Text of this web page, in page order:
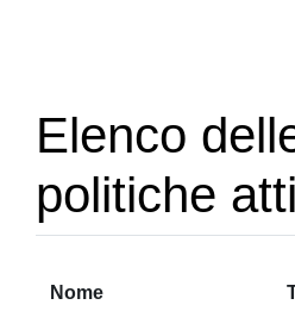
Elenco
politiche
Nome